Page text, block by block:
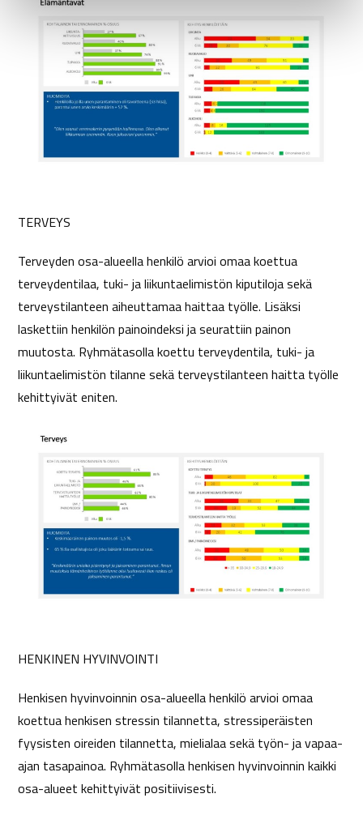
TERVEYS
Terveyden osa-alueella henkilö arvioi omaa koettua
terveydentilaa, tuki- ja liikuntaelimistön kiputiloja sekä
terveystilanteen aiheuttamaa haittaa työlle. Lisäksi
laskettiin henkilön painoindeksi ja seurattiin painon
muutosta. Ryhmätasolla koettu terveydentila, tuki- ja
liikuntaelimistön tilanne sekä terveystilanteen haitta työlle
kehittyivät eniten.
HENKINEN HYVINVOINTI
Henkisen hyvinvoinnin osa-alueella henkilö arvioi omaa
koettua henkisen stressin tilannetta, stressiperäisten
fyysisten oireiden tilannetta, mielialaa sekä työn- ja vapaa-
ajan tasapainoa. Ryhmätasolla henkisen hyvinvoinnin kaikki
osa-alueet kehittyivät positiivisesti.